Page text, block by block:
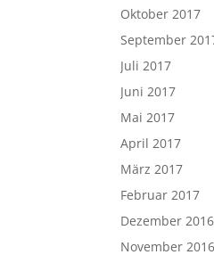
Oktober 2017
September
Juli 2017
Juni 2017
Mai 2017
April 2017
März 2017
Februar 2017
Dezember 2016
November 2016